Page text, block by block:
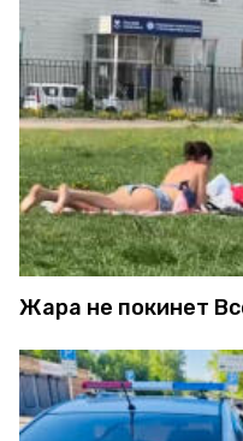
Жара не покинет